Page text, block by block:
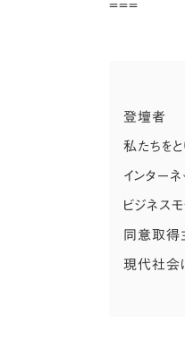
登壇者
私たちを
インター
ビジネス
同意取得
現代社会